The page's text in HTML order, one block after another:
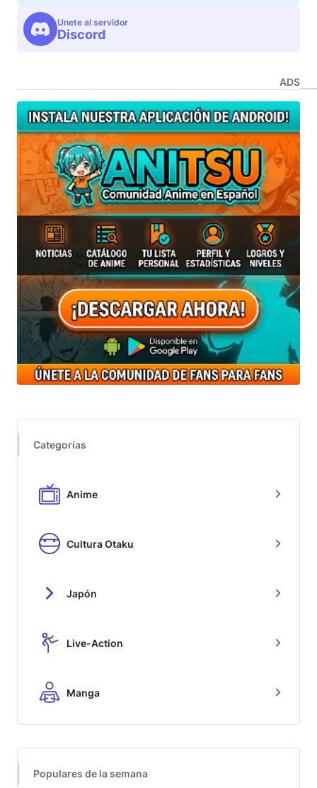
Unete al servidor
Discord
ADS
Categorías
Anime
Cultura Otaku
Japón
Live-Action
Manga
Populares de la semana